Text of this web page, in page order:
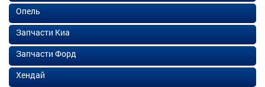
Опель
Запчасти Киа
Запчасти Форд
Хендай